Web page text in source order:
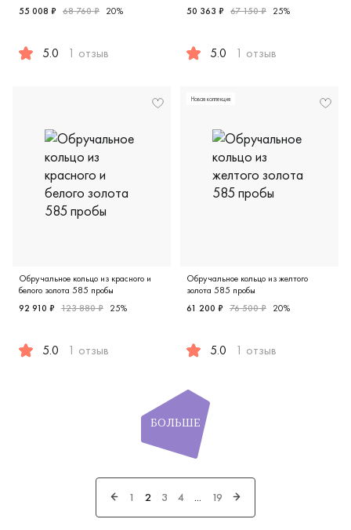
55 008 ₽ 68 760 ₽ 20%
5.0 1 отзыв
50 363 ₽ 67 150 ₽ 25%
5.0 1 отзыв
Обручальное кольцо из красного и
белого золота 585 пробы
92 910 ₽ 123 880 ₽ 25%
5.0 1 отзыв
Новая коллекция
Обручальное кольцо из желтого
золота 585 пробы
61 200 ₽ 76 500 ₽ 20%
5.0 1 отзыв
БОЛЬШЕ
1 2 3 4 ... 19